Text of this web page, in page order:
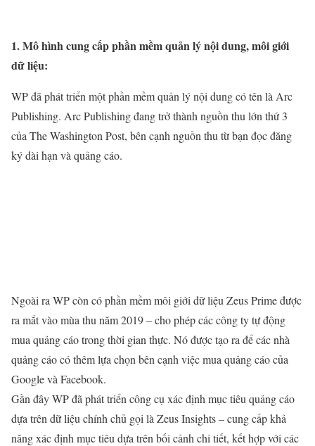
1. Mô hình cung cấp phần mềm quản lý nội dung, môi giới
dữ liệu:
WP đã phát triển một phần mềm quản lý nội dung có tên là Arc
Publishing. Arc Publishing đang trở thành nguồn thu lớn thứ 3
của The Washington Post, bên cạnh nguồn thu từ bạn đọc đăng
ký dài hạn và quảng cáo.
Ngoài ra WP còn có phần mềm môi giới dữ liệu Zeus Prime được
ra mắt vào mùa thu năm 2019 – cho phép các công ty tự động
mua quảng cáo trong thời gian thực. Nó được tạo ra để các nhà
quảng cáo có thêm lựa chọn bên cạnh việc mua quảng cáo của
Google và Facebook.
Gần đây WP đã phát triển công cụ xác định mục tiêu quảng cáo
dựa trên dữ liệu chính chủ gọi là Zeus Insights – cung cấp khả
năng xác định mục tiêu dựa trên bối cảnh chi tiết, kết hợp với các